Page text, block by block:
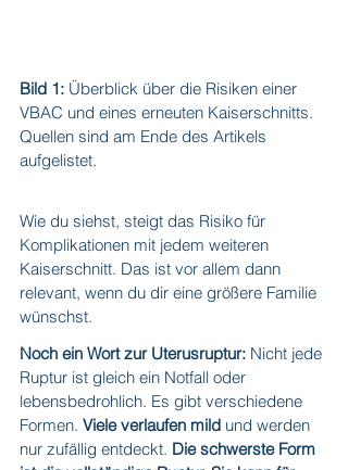
Bild 1: Überblick über die Risiken einer
VBAC und eines erneuten Kaiserschnitts.
Quellen sind am Ende des Artikels
aufgelistet.
Wie du siehst, steigt das Risiko für
Komplikationen mit jedem weiteren
Kaiserschnitt. Das ist vor allem dann
relevant, wenn du dir eine größere Familie
wünschst.
Noch ein Wort zur Uterusruptur: Nicht jede
Ruptur ist gleich ein Notfall oder
lebensbedrohlich. Es gibt verschiedene
Formen. Viele verlaufen mild und werden
nur zufällig entdeckt. Die schwerste Form